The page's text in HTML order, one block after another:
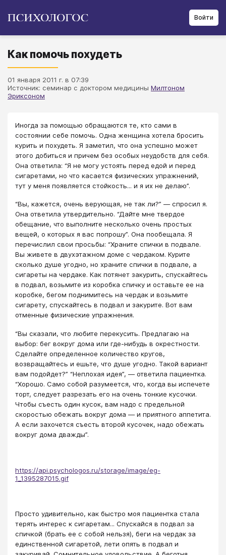
Войти
Как помочь похудеть
01 января 2011 г. в 07:39
Источник: семинар с доктором медицины Милтоном
Эриксоном
​Иногда за помощью обращаются те, кто сами в
состоянии себе помочь. Одна женщина хотела бросить
курить и похудеть. Я заметил, что она успешно может
этого добиться и причем без особых неудобств для себя.
Она ответила: “Я не могу устоять перед едой и перед
сигаретами, но что касается физических упражнений,
тут у меня появляется стойкость... и я их не делаю”.
“Вы, кажется, очень верующая, не так ли?” — спросил я.
Она ответила утвердительно. “Дайте мне твердое
обещание, что выполните несколько очень простых
вещей, о которых я вас попрошу”. Она пообещала. Я
перечислил свои просьбы: “Храните спички в подвале.
Вы живете в двухэтажном доме с чердаком. Курите
сколько душе угодно, но храните спички в подвале, а
сигареты на чердаке. Как потянет закурить, спускайтесь
в подвал, возьмите из коробка спичку и оставьте ее на
коробке, бегом поднимитесь на чердак и возьмите
сигарету, спускайтесь в подвал и закурите. Вот вам
отменные физические упражнения.
“Вы сказали, что любите перекусить. Предлагаю на
выбор: бег вокруг дома или где-нибудь в окрестности.
Сделайте определенное количество кругов,
возвращайтесь и ешьте, что душе угодно. Такой вариант
вам подойдет?” “Неплохая идея”, — ответила пациентка.
“Хорошо. Само собой разумеется, что, когда вы испечете
торт, следует разрезать его на очень тонкие кусочки.
Чтобы съесть один кусок, вам надо с предельной
скоростью обежать вокруг дома — и приятного аппетита.
А если захочется съесть второй кусочек, надо обежать
вокруг дома дважды”.
https://api.psychologos.ru/storage/image/eg-
1_1395287015.gif
​Просто удивительно, как быстро моя пациентка стала
терять интерес к сигаретам... Спускайся в подвал за
спичкой (брать ее с собой нельзя), беги на чердак за
единственной сигаретой, лети опять в подвал и